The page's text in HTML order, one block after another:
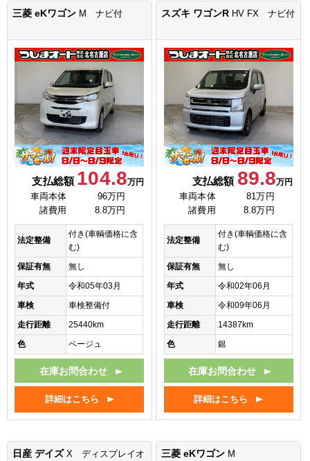
三菱 eKワゴン M ナビ付
支払総額 104.8万円
車両本体
96万円
諸費用
8.8万円
法定整備
付き(車輌価格に含
む)
保証有無
無し
年式
令和05年03月
車検
車検整備付
走行距離
25440km
色
ベージュ
在庫お問合わせ
詳細はこちら
スズキ ワゴンR HV FX ナビ付
支払総額 89.8万円
車両本体
81万円
諸費用
8.8万円
法定整備
付き(車輌価格に含
む)
保証有無
無し
年式
令和02年06月
車検
令和09年06月
走行距離
14387km
色
銀
在庫お問合わせ
詳細はこちら
日産 デイズ X ディスプレイオ
三菱 eKワゴン M